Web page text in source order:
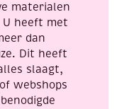
materialen
U heeft met
dan
Dit heeft
slaagt,
webshops